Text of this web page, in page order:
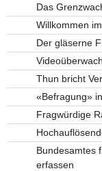
Das
Willkommen
Der gläserne
Thun bricht
«Befragung»
Fragwürdige
Bundesamtes
erfassen